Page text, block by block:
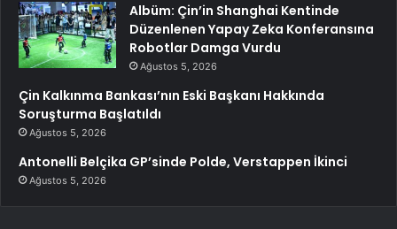
Albüm: Çin’in Shanghai Kentinde
Düzenlenen Yapay Zeka Konferansına
Robotlar Damga Vurdu
Ağustos 5, 2026
Çin Kalkınma Bankası’nın Eski Başkanı Hakkında
Soruşturma Başlatıldı
Ağustos 5, 2026
Antonelli Belçika GP’sinde Polde, Verstappen İkinci
Ağustos 5, 2026